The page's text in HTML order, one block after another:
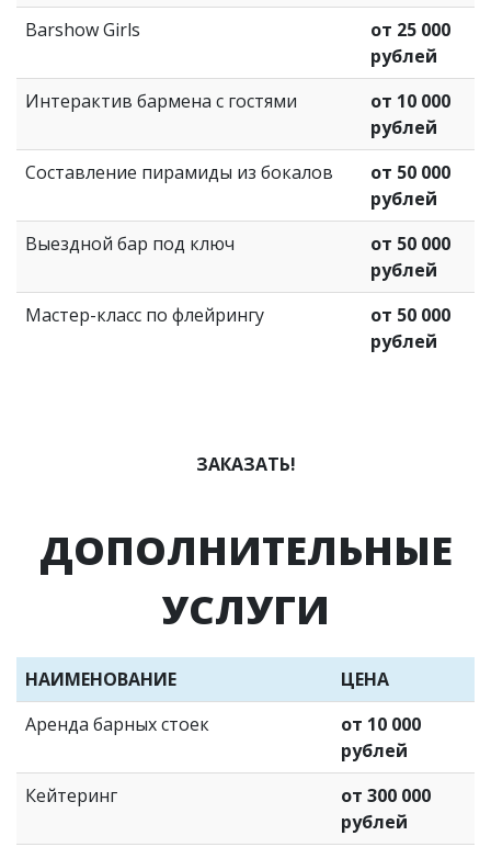
Barshow Girls
от 25 000
рублей
Интерактив бармена с гостями
от 10 000
рублей
Составление пирамиды из бокалов
от 50 000
рублей
Выездной бар под ключ
от 50 000
рублей
Мастер-класс по флейрингу
от 50 000
рублей
ЗАКАЗАТЬ!
ДОПОЛНИТЕЛЬНЫЕ
УСЛУГИ
НАИМЕНОВАНИЕ
ЦЕНА
Аренда барных стоек
от 10 000
рублей
Кейтеринг
от 300 000
рублей